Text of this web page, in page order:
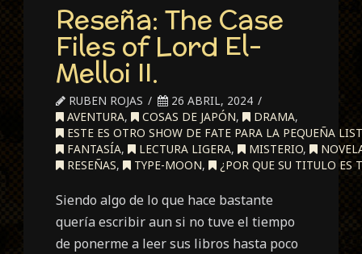
Reseña: The Case
Files of Lord El-
Melloi II.
RUBEN ROJAS
26 ABRIL, 2024
AVENTURA, COSAS DE JAPÓN, DRAMA,
ESTE ES OTRO SHOW DE FATE PARA LA PEQUEÑA
FANTASÍA, LECTURA LIGERA, MISTERIO,
RESEÑAS, TYPE-MOON, ¿POR QUE SU TITULO ES
Siendo algo de lo que hace bastante
quería escribir aun si no tuve el tiempo
de ponerme a leer sus libros hasta poco